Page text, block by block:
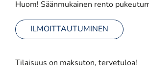
Huom! Säänmukainen rento
ILMOITTAUTUMINEN
Tilaisuus on maksuton, tervetuloa!